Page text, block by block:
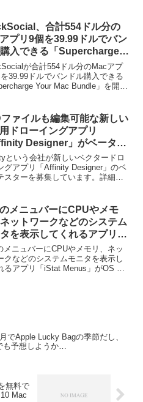
、合計554ドル分の
プリ9個を39.99ドルでバン
購入できる「Supercharge
Mac Bundle」を開催。
が合計554ドル分のMacアプ
を39.99ドルでバンドル購入できる
Your Mac Bundle」を開催
ファイルも編集可能な新しい
ドローイングアプリ
Designer」がベータテ
を募集中。
という会社が新しいベクタードロ
グアプリ「Affinity Designer」のベ
スターを募集しています。詳細は
メニュバーにCPUやメモ
ットワークなどのシステム
を表示してくれるアプリ
Menus」がOS X 10.11 El
に対応したv5.11をリリー
メニュバーにCPUやメモリ、ネッ
クなどのシステムモニタを表示し
るアプリ「iStat Menus」がOS X
でApple Lucky Bagの季節だし、
も予想しようか…
無料で
Mac